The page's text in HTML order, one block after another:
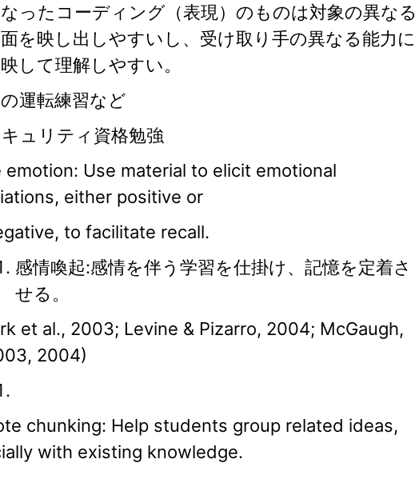
ったコーディング（表現）のものは対象の異なる
を映し出しやすいし、受け取り手の異なる能力に
して理解しやすい。
運転練習など
ュリティ資格勉強
emotion: Use material to elicit emotional
either positive or
to facilitate recall.
感情喚起:感情を伴う学習を仕掛け、記憶を定着さ
せる。
et al., 2003; Levine & Pizarro, 2004; McGaugh,
2004)
chunking: Help students group related ideas,
with existing knowledge.